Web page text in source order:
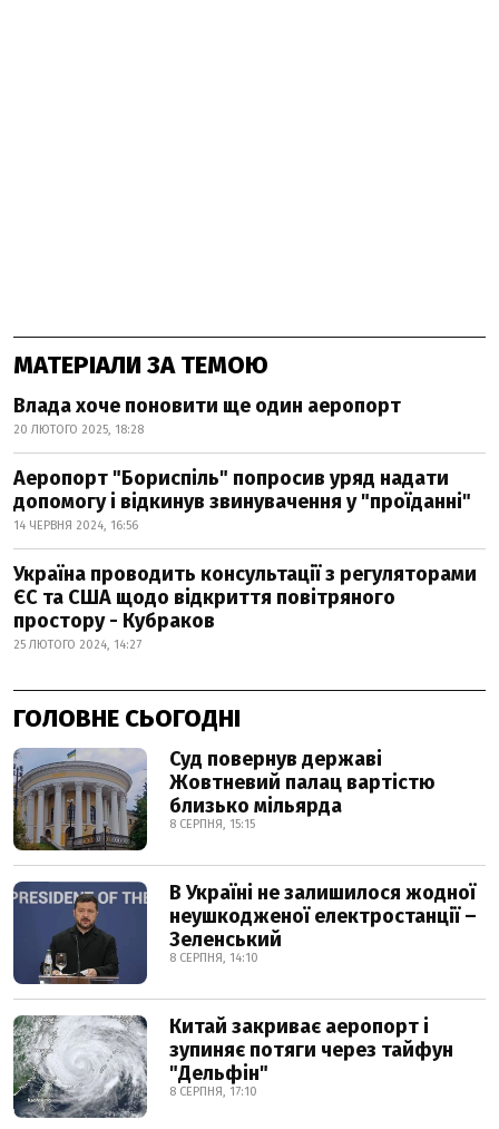
МАТЕРІАЛИ ЗА ТЕМОЮ
Влада хоче поновити ще один аеропорт
20 ЛЮТОГО 2025, 18:28
Аеропорт "Бориспіль" попросив уряд надати
допомогу і відкинув звинувачення у "проїданні"
14 ЧЕРВНЯ 2024, 16:56
Україна проводить консультації з регуляторами
ЄС та США щодо відкриття повітряного
простору - Кубраков
25 ЛЮТОГО 2024, 14:27
ГОЛОВНЕ СЬОГОДНІ
Суд повернув державі
Жовтневий палац вартістю
близько мільярда
8 СЕРПНЯ, 15:15
В Україні не залишилося жодної
неушкодженої електростанції –
Зеленський
8 СЕРПНЯ, 14:10
Китай закриває аеропорт і
зупиняє потяги через тайфун
"Дельфін"
8 СЕРПНЯ, 17:10